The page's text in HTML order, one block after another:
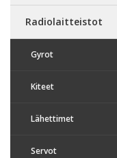
Radiolaitteistot
Gyrot
Kiteet
Lähettimet
Servot